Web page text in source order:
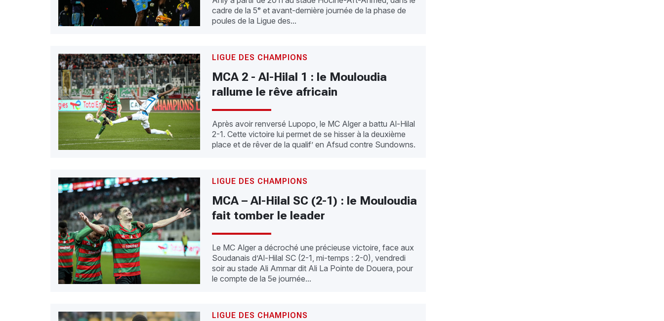
cadre de la 5ᵉ et avant-dernière journée de la phase de
poules de la Ligue des...
LIGUE DES CHAMPIONS
MCA 2 - Al-Hilal 1 : le Mouloudia
rallume le rêve africain
Après avoir renversé Lupopo, le MC Alger a battu Al-Hilal
2-1. Cette victoire lui permet de se hisser à la deuxième
place et de rêver de la qualif’ en Afsud contre Sundowns.
LIGUE DES CHAMPIONS
MCA – Al-Hilal SC (2-1) : le Mouloudia
fait tomber le leader
Le MC Alger a décroché une précieuse victoire, face aux
Soudanais d’Al-Hilal SC (2-1, mi-temps : 2-0), vendredi
soir au stade Ali Ammar dit Ali La Pointe de Douera, pour
le compte de la 5e journée...
LIGUE DES CHAMPIONS